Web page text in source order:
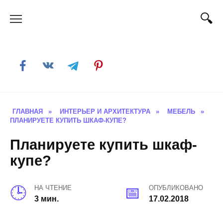
ГЛАВНАЯ » ИНТЕРЬЕР И АРХИТЕКТУРА » МЕБЕЛЬ
»
ПЛАНИРУЕТЕ КУПИТЬ ШКАФ-КУПЕ?
Планируете купить шкаф-
купе?
НА ЧТЕНИЕ
3 мин.
ОПУБЛИКОВАНО
17.02.2018